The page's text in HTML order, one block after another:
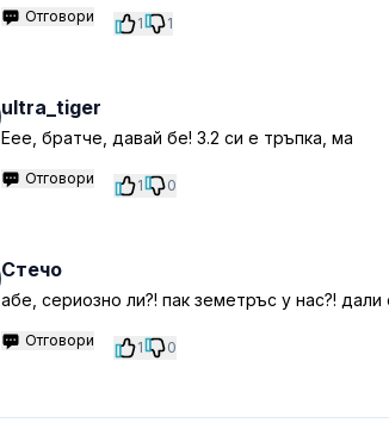
Отговори 1 1
ultra_tiger
Еее, братче, давай бе! 3.2 си е тръпка, ма
Отговори 1 0
Стечо
абе, сериозно ли?! пак земетръс у нас?!
Отговори 1 0